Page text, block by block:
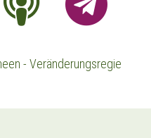
- Veränderungsregie